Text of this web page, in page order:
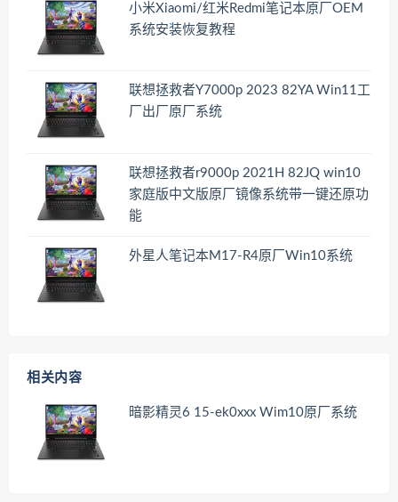
小米Xiaomi/红米Redmi笔记本原厂OEM
系统安装恢复教程
联想拯救者Y7000p 2023 82YA Win11工
厂出厂原厂系统
联想拯救者r9000p 2021H 82JQ win10
家庭版中文版原厂镜像系统带一键还原功
能
外星人笔记本M17-R4原厂Win10系统
相关内容
暗影精灵6 15-ek0xxx Wim10原厂系统